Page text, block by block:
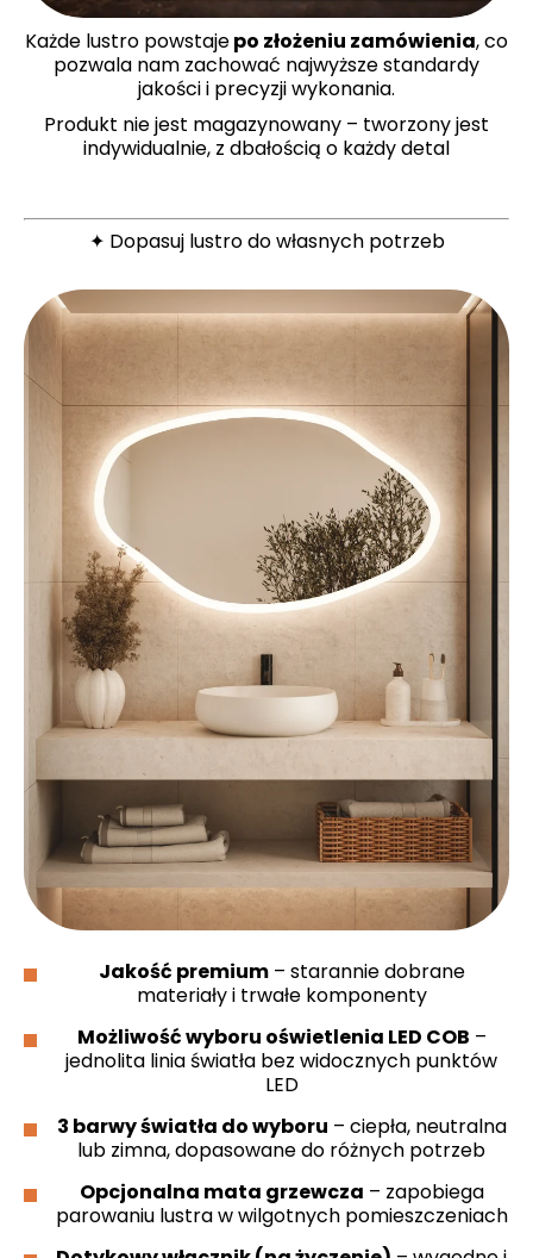
Każde lustro powstajepo złożeniu zamówienia, co
pozwala nam zachować najwyższe standardy
jakości i precyzji wykonania.
Produkt nie jest magazynowany – tworzony jest
indywidualnie, z dbałością o każdy detal
✦ Dopasuj lustro do własnych potrzeb
Jakość premium– starannie dobrane
materiały i trwałe komponenty
Możliwość wyboru oświetlenia LED COB –
jednolita linia światła bez widocznych punktów
LED
3 barwy światła do wyboru – ciepła, neutralna
lub zimna, dopasowane do różnych potrzeb
Opcjonalna mata grzewcza – zapobiega
parowaniu lustra w wilgotnych pomieszczeniach